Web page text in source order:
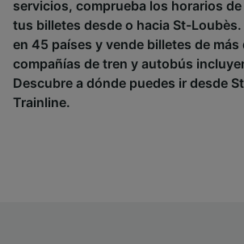
servicios, comprueba los horarios
tus billetes desde o hacia St-
en 45 países y vende billetes de más
compañías de tren y autobús
Descubre a dónde puedes ir desde
Trainline.